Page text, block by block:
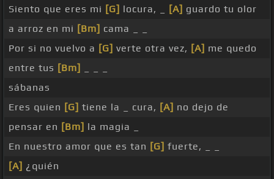
Siento que eres mi [G] locura, _ [A] guardo tu olor
a arroz en mi [Bm] cama _ _
Por si no vuelvo a [G] verte otra vez, [A] me quedo
entre tus [Bm]
sábanas
Eres quien [G] tiene la _ cura, [A] no dejo de
pensar en [Bm] la magia _
En nuestro amor que es tan [G] fuerte, _ _
[A] ¿quién